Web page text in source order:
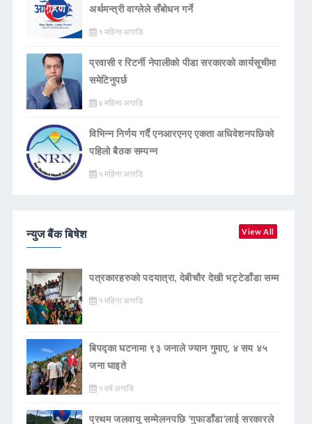
अर्थमन्त्री वाग्लेले सँबोधन गर्ने
१ महिना अगाडि
प्रवासी र रिटर्नी नेपालीको पीडा सरकारको कार्यसूचीमा
समेटिनुपर्छ
४ महिना अगाडि
विभिन्न निर्णय गर्दै एनआरएनए एकता अधिवेशनपछिको
पहिलो बैठक सम्पन्न
५ महिना अगाडि
न्युज बैंक बिषेश View All
पत्रकारहरुको पदयात्रा, देबीचौर देखी भट्टेडाँडा सम्म
१ महिना अगाडि
बिपद्का घटनामा ९३ जनाले ज्यान गुमाए, ४ सय ४५
जना घाइते
१ वर्ष अगाडि
प्रथम जलवायु सम्मेलनपछि ‘गुफाडाँडा’लाई सरकारले